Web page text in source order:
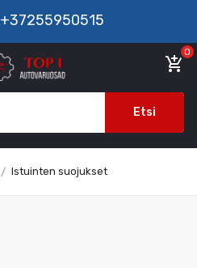
+37255950515
add_shopping_cart
0
Etsi
Istuinten suojukset